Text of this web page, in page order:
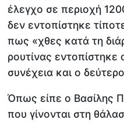
έλεγχο σε περιοχή
δεν εντοπίστηκε
πως «χθες κατά τη
ρουτίνας
συνέχεια και ο
Όπως είπε ο Βασίλης
που γίνονται στη